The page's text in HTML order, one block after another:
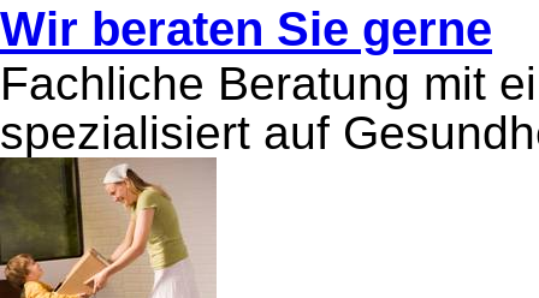
Wir beraten Sie gerne
Fachliche Beratung mit
spezialisiert auf